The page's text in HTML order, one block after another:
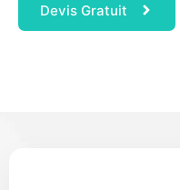
Devis Gratuit